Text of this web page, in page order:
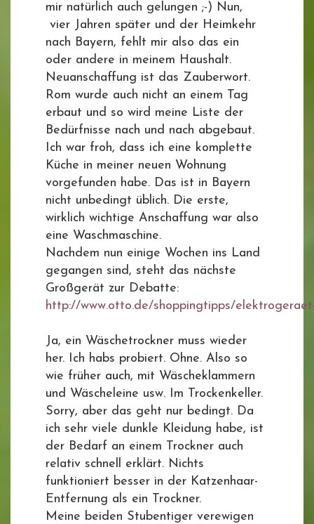
mir natürlich auch gelungen ;-) Nun,
vier Jahren später und der Heimkehr
nach Bayern, fehlt mir also das ein
oder andere in meinem Haushalt.
Neuanschaffung ist das Zauberwort.
Rom wurde auch nicht an einem Tag
erbaut und so wird meine Liste der
Bedürfnisse nach und nach abgebaut.
Ich war froh, dass ich eine komplette
Küche in meiner neuen Wohnung
vorgefunden habe. Das ist in Bayern
nicht unbedingt üblich. Die erste,
wirklich wichtige Anschaffung war also
eine Waschmaschine.
Nachdem nun einige Wochen ins Land
gegangen sind, steht das nächste
Großgerät zur Debatte:
http://www.otto.de/shoppingtipps/
Ja, ein Wäschetrockner muss wieder
her. Ich habs probiert. Ohne. Also so
wie früher auch, mit Wäscheklammern
und Wäscheleine usw. Im Trockenkeller.
Sorry, aber das geht nur bedingt. Da
ich sehr viele dunkle Kleidung habe, ist
der Bedarf an einem Trockner auch
relativ schnell erklärt. Nichts
funktioniert besser in der Katzenhaar-
Entfernung als ein Trockner.
Meine beiden Stubentiger verewigen